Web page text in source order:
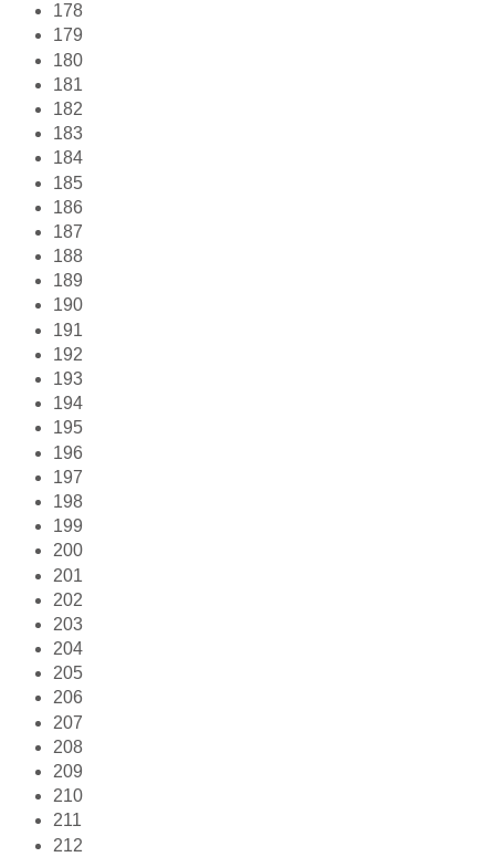
178
179
180
181
182
183
184
185
186
187
188
189
190
191
192
193
194
195
196
197
198
199
200
201
202
203
204
205
206
207
208
209
210
211
212